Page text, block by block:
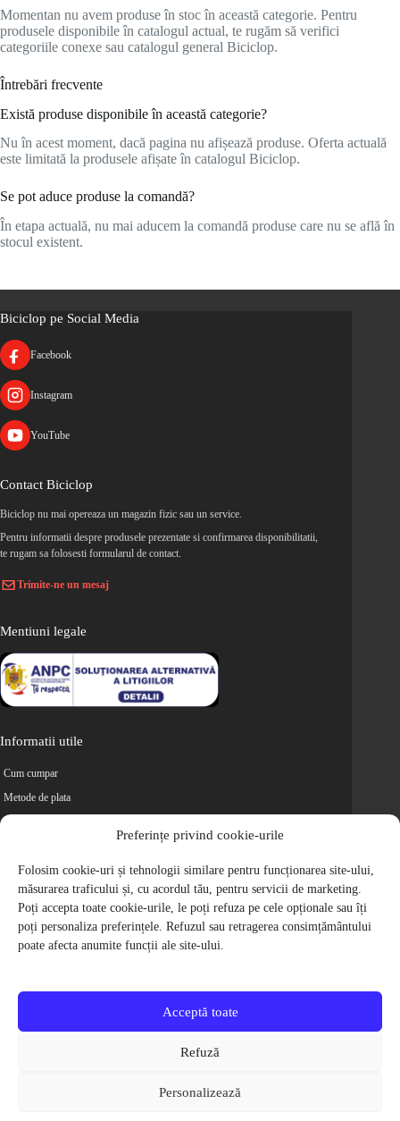
Preferințe privind cookie-urile
Folosim cookie-uri și tehnologii similare pentru funcționarea site-ului,
măsurarea traficului și, cu acordul tău, pentru servicii de marketing.
Poți accepta toate cookie-urile, le poți refuza pe cele opționale sau îți
poți personaliza preferințele. Refuzul sau retragerea consimțământului
poate afecta anumite funcții ale site-ului.
Acceptă toate
Refuză
Personalizează
Momentan nu avem produse în stoc în această categorie. Pentru
produsele disponibile în catalogul actual, te rugăm să verifici
categoriile conexe sau catalogul general Biciclop.
Întrebări frecvente
Există produse disponibile în această categorie?
Nu în acest moment, dacă pagina nu afișează produse. Oferta actuală
este limitată la produsele afișate în catalogul Biciclop.
Se pot aduce produse la comandă?
În etapa actuală, nu mai aducem la comandă produse care nu se află în
stocul existent.
Biciclop pe Social Media
Facebook
Instagram
YouTube
Contact Biciclop
Biciclop nu mai opereaza un magazin fizic sau un service.
Pentru informatii despre produsele prezentate si confirmarea disponibilitatii,
te rugam sa folosesti formularul de contact.
Trimite-ne un mesaj
Mentiuni legale
Informatii utile
Cum cumpar
Metode de plata
Retur
Cariere
Politica de Confidentialitate
Politica de cookie-uri